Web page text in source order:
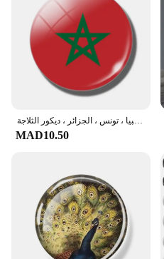
مغناطيس الثلاجة 30 مللي متر بعلم المغرب ، مغناطيس ثلاجة زجاجي ، شمال أفريقيا ، مصر ، السودان ، ليبيا ، تونس ، الجزائر ، ديكور الثلاجة
MAD10.50